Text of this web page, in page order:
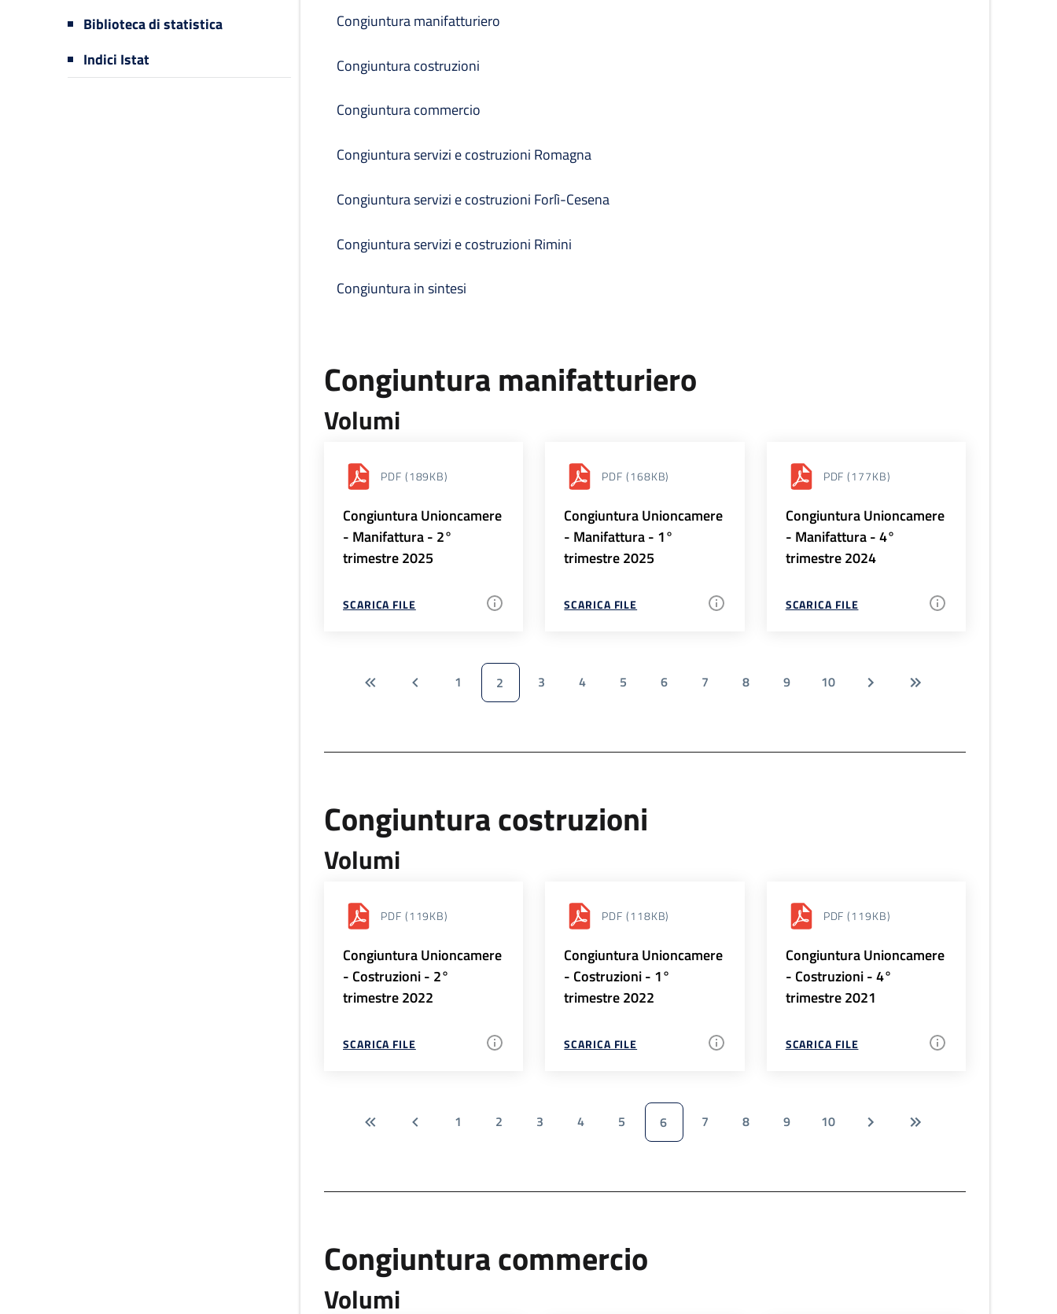
Biblioteca di statistica
Indici Istat
Congiuntura manifatturiero
Congiuntura costruzioni
Congiuntura commercio
Congiuntura servizi e costruzioni Romagna
Congiuntura servizi e costruzioni Forlì-Cesena
Congiuntura servizi e costruzioni Rimini
Congiuntura in sintesi
Congiuntura manifatturiero
Volumi
PDF (189KB)
Congiuntura Unioncamere
- Manifattura - 2°
trimestre 2025
SCARICA FILE
PDF (168KB)
Congiuntura Unioncamere
- Manifattura - 1°
trimestre 2025
SCARICA FILE
PDF (177KB)
Congiuntura Unioncamere
- Manifattura - 4°
trimestre 2024
SCARICA FILE
1 2 3 4 5 6 7 8 9 10
Congiuntura costruzioni
Volumi
PDF (119KB)
Congiuntura Unioncamere
- Costruzioni - 2°
trimestre 2022
SCARICA FILE
PDF (118KB)
Congiuntura Unioncamere
- Costruzioni - 1°
trimestre 2022
SCARICA FILE
PDF (119KB)
Congiuntura Unioncamere
- Costruzioni - 4°
trimestre 2021
SCARICA FILE
1 2 3 4 5 6 7 8 9 10
Congiuntura commercio
Volumi